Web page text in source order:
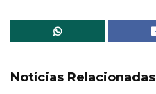
Notícias Relacionadas